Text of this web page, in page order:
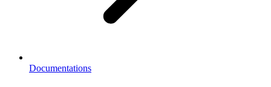
Documentations